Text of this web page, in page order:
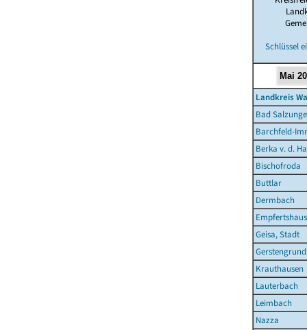
Schlüssel
Landkreis
Bad
Barchfeld-
Berka v. d.
Bischofroda
Buttlar
Dermbach
Geisa, Stadt
Gerstengrund
Krauthausen
Lauterbach
Leimbach
Nazza